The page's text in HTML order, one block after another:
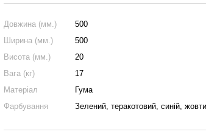
Довжина (мм.)
500
Ширина (мм.)
500
Висота (мм.)
20
Вага (кг)
17
Матеріал
Гума
Фарбування
Зелений, теракотовий, синій,